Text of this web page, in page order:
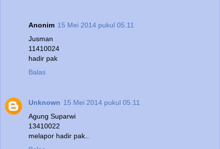
Anonim 15 Mei 2014 pukul 05.11
Jusman
11410024
hadir pak
Balas
Unknown 15 Mei 2014 pukul 05.11
Agung Suparwi
13410022
melapor hadir pak..